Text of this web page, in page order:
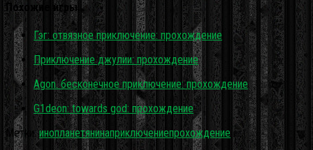
Похожие игры…
Гэг: отвязное приключение: прохождение
Приключение джулии: прохождение
Agon. бесконечное приключение: прохождение
G1deon: towards god: прохождение
Метки: инопланетянинаприключениепрохождение